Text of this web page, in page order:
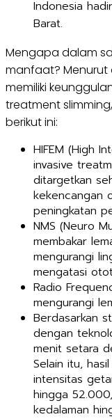
Indonesia
Barat.
Mengapa dalam
manfaat? Menurut
memiliki
treatment
berikut ini:
HIFEM (High
invasive
ditargetkan
kekencangan
peningkatan
NMS (Neuro
membakar
mengurangi
mengatasi
Radio
mengurangi
Berdasarkan
dengan
menit setara
Selain itu,
intensitas
hingga
kedalaman